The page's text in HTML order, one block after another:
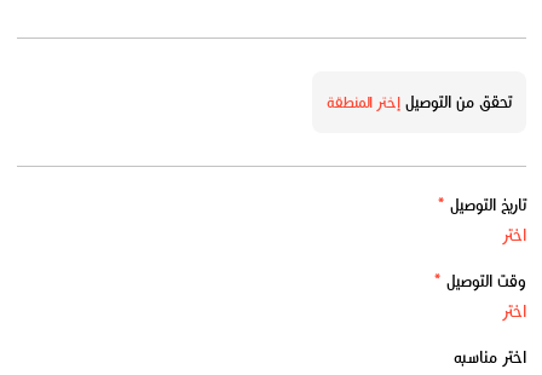
تحقق من التوصيلإختر المنطقة
تاريخ التوصيل *
وقت التوصيل *
اختر مناسبه